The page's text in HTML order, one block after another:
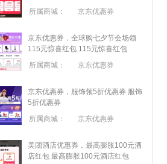
所属商城：
京东优惠券
京东优惠券，全球购七夕节会场领
115元惊喜红包 115元惊喜红包
所属商城：
京东优惠券
京东优惠券，服饰领5折优惠券 服饰
5折优惠券
所属商城：
京东优惠券
美团酒店优惠券，最高膨胀100元酒
店红包 最高膨胀100元酒店红包